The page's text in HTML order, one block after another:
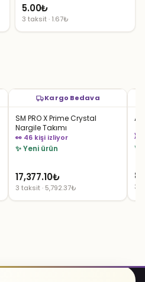
5.00₺
3 taksit · 1.67₺
Kargo Bedava
SM PRO X Prime Crystal
Nargile Takımı
👀 46 kişi izliyor
✨ Yeni ürün
17,377.10₺
3 taksit · 5,792.37₺
⏳
✨
3